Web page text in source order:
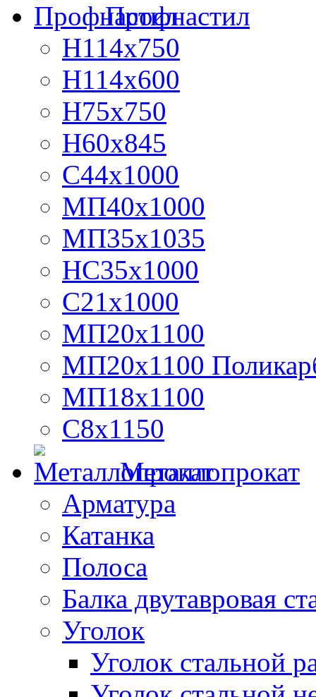
Профнастил
Н114х750
Н114х600
Н75х750
Н60х845
С44х1000
МП40х1000
МП35х1035
НС35х1000
С21х1000
МП20х1100
МП20х1100
МП18х1100
С8х1150
Металлопрокат
Арматура
Катанка
Полоса
Балка двутавровая
Уголок
Уголок стальной